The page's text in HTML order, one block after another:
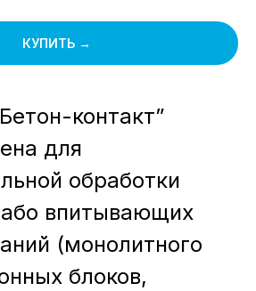
КУПИТЬ →
контакт”
для
обработки
впитывающих
(монолитного
блоков,